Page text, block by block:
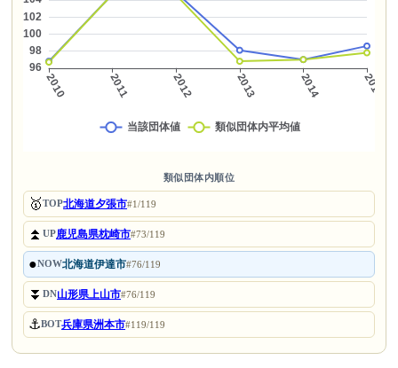
類似団体内順位
🥇TOP北海道夕張市#1/119
⏫UP鹿児島県枕崎市#73/119
●NOW北海道伊達市#76/119
⏬DN山形県上山市#76/119
⚓BOT兵庫県洲本市#119/119